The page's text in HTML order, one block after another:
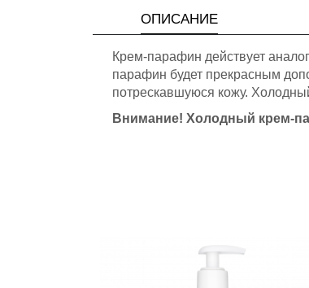
ОПИСАНИЕ
Крем-парафин действует
парафин будет прекрасным
потрескавшуюся кожу.
Внимание! Холодный крем-